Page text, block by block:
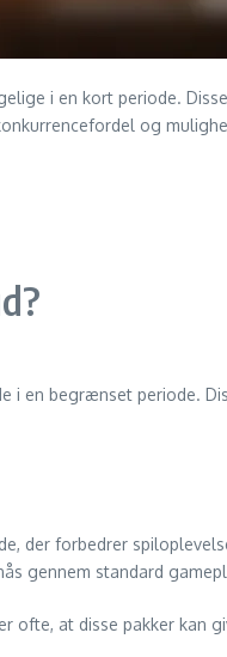
i en kort periode.
og
i en begrænset periode.
der forbedrer
gennem standard
at disse pakker kan